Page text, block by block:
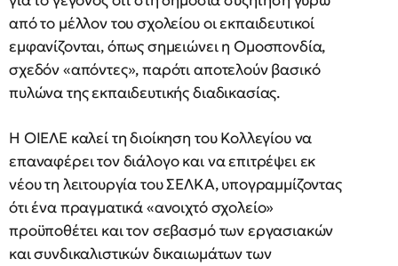
από το μέλλον του σχολείου οι εκπαιδευτικοί
εμφανίζονται, όπως σημειώνει η Ομοσπονδία,
σχεδόν «απόντες», παρότι αποτελούν βασικό
πυλώνα της εκπαιδευτικής διαδικασίας.
Η ΟΙΕΛΕ καλεί τη διοίκηση του Κολλεγίου να
επαναφέρει τον διάλογο και να επιτρέψει εκ
νέου τη λειτουργία του ΣΕΛΚΑ, υπογραμμίζοντας
ότι ένα πραγματικά «ανοιχτό σχολείο»
προϋποθέτει και τον σεβασμό των εργασιακών
και συνδικαλιστικών δικαιωμάτων των